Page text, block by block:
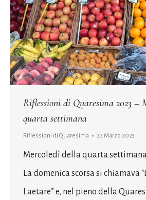
Riflessioni di Quaresima 2023 –
quarta settimana
Riflessioni di Quaresima 22 Marzo 2023
Mercoledì della quarta
La domenica scorsa si chiamava
Laetare” e, nel pieno della